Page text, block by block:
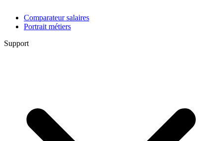
Comparateur salaires
Portrait métiers
Support